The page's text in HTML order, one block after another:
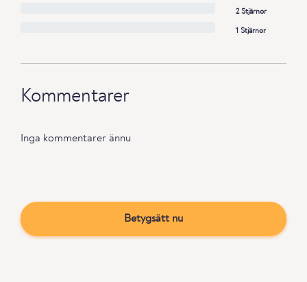
2 Stjärnor
1 Stjärnor
Kommentarer
Inga kommentarer ännu
Betygsätt nu